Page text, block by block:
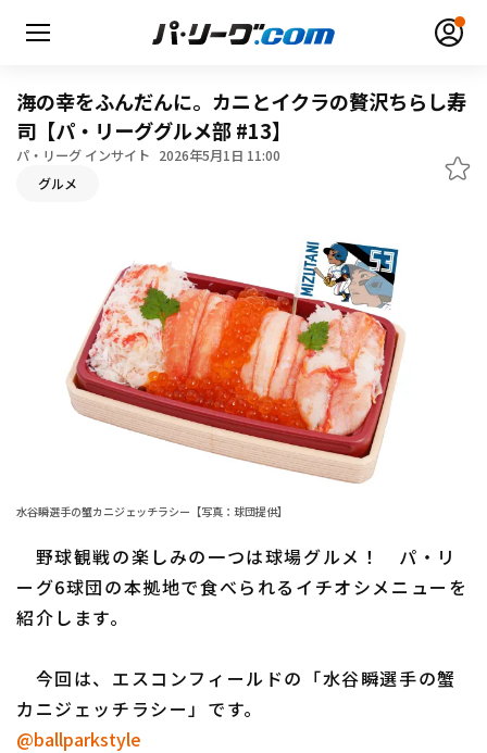
無料アカウント登録
日程・結果
順位表･成績
ファーム東地区
ファーム中地区
ファーム西地区
北海道日本ハムファイターズ
東北楽天ゴールデンイーグルス
埼玉西武ライオンズ
千葉ロッテマリーンズ
設定
海の幸をふんだんに。カニとイクラの贅沢ちらし寿
司【パ・リーググルメ部 #13】
パ・リーグ インサイト 2026年5月1日 11:00
グルメ
水谷瞬選手の蟹カニジェッチラシー【写真：球団提供】
野球観戦の楽しみの一つは球場グルメ！ パ・リ
ーグ6球団の本拠地で食べられるイチオシメニューを
紹介します。
今回は、エスコンフィールドの「水谷瞬選手の蟹
カニジェッチラシー」です。
@ballparkstyle